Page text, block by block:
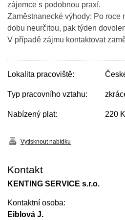
zájemce s podobnou praxí.
Zaměstnanecké výhody: Po roce
dobu neurčitou, pak týden
V případě zájmu kontaktovat
Lokalita pracoviště:
Typ pracovního vztahu:
Nabízený plat: 220
Vytisknout nabídku
Kontakt
KENTING SERVICE s.r.o.
Kontaktní osoba:
Eiblová J.